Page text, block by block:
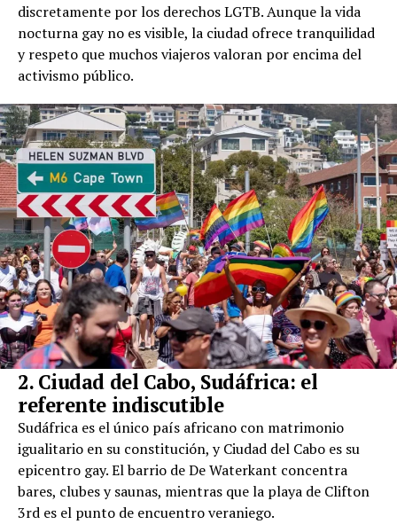
discretamente por los derechos LGTB. Aunque la vida
nocturna gay no es visible, la ciudad ofrece tranquilidad
y respeto que muchos viajeros valoran por encima del
activismo público.
2. Ciudad del Cabo, Sudáfrica: el
referente indiscutible
Sudáfrica es el único país africano con matrimonio
igualitario en su constitución, y Ciudad del Cabo es su
epicentro gay. El barrio de De Waterkant concentra
bares, clubes y saunas, mientras que la playa de Clifton
3rd es el punto de encuentro veraniego.